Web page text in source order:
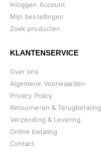
Inloggen Account
Mijn bestellingen
Zoek producten
KLANTENSERVICE
Over ons
Algemene Voorwaarden
Privacy Policy
Retourneren & Terugbetaling
Verzending & Levering
Online betaling
Contact